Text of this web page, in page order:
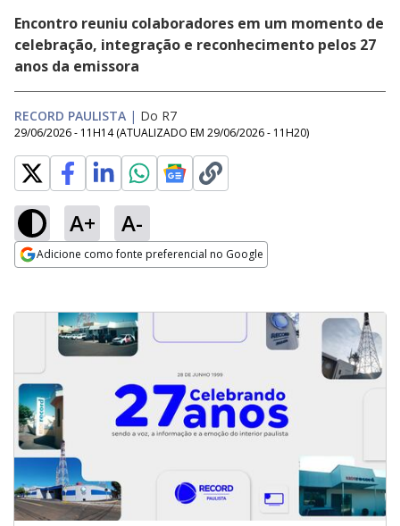
Encontro reuniu colaboradores em um momento de
celebração, integração e reconhecimento pelos 27
anos da emissora
RECORD PAULISTA | Do R7
29/06/2026 - 11H14 (ATUALIZADO EM 29/06/2026 - 11H20)
A+ A-
Adicione como fonte preferencial no Google